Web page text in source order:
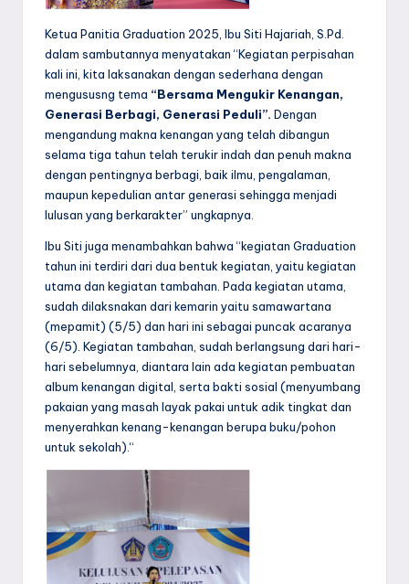
Ketua Panitia Graduation 2025, Ibu Siti Hajariah, S.Pd.
dalam sambutannya menyatakan “Kegiatan perpisahan
kali ini, kita laksanakan dengan sederhana dengan
mengususng tema “Bersama Mengukir Kenangan,
Generasi Berbagi, Generasi Peduli”. Dengan
mengandung makna kenangan yang telah dibangun
selama tiga tahun telah terukir indah dan penuh makna
dengan pentingnya berbagi, baik ilmu, pengalaman,
maupun kepedulian antar generasi sehingga menjadi
lulusan yang berkarakter” ungkapnya.
Ibu Siti juga menambahkan bahwa “kegiatan Graduation
tahun ini terdiri dari dua bentuk kegiatan, yaitu kegiatan
utama dan kegiatan tambahan. Pada kegiatan utama,
sudah dilaksnakan dari kemarin yaitu samawartana
(mepamit) (5/5) dan hari ini sebagai puncak acaranya
(6/5). Kegiatan tambahan, sudah berlangsung dari hari-
hari sebelumnya, diantara lain ada kegiatan pembuatan
album kenangan digital, serta bakti sosial (menyumbang
pakaian yang masah layak pakai untuk adik tingkat dan
menyerahkan kenang-kenangan berupa buku/pohon
untuk sekolah).“